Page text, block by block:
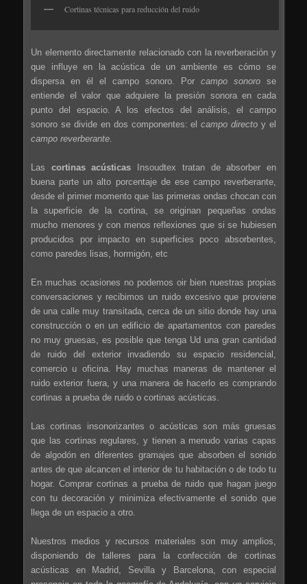
Cortinas técnicas para reducción del ruido
Un elemento directamente relacionado con la reverberación y
que influye en la acústica de un ambiente es cómo se
dispersa en él el campo sonoro. Por campo sonorose
entiende el valor que adquiere la presión sonora en cada
punto del espacio. A los efectos del análisis, el campo
sonoro se divide en dos componentes: elcampo directo y el
campo reverberante
Las cortinas acústicas Insoudtex tratan de absorber en
buena parte un alto porcentaje de ese campo reverberante,
desde el primer momento que las primeras ondas chocan con
la superficie de la cortina, se originan pequeñas ondas
mucho menores y con menos reflexiones que si se hubiesen
producidos por impacto en superficies poco absorbentes,
como paredes lisas, hormigón, etc
En muchas ocasiones no podemos oir bien nuestras propias
conversaciones y recibimos un ruido excesivo que proviene
de una calle muy transitada, cerca de un sitio donde hay una
construcción o en un edificio de apartamentos con paredes
no muy gruesas, es posible que tenga Ud una gran cantidad
de ruido del exterior invadiendo su espacio residencial,
comercio u oficina. Hay muchas maneras de mantener el
ruido exterior fuera, y una manera de hacerlo es comprando
cortinas a prueba de ruido o cortinas acústicas.
Las cortinas insonorizantes o acústicas son más gruesas
que las cortinas regulares, y tienen a menudo varias capas
de algodón en diferentes gramajes que absorben el sonido
antes de que alcancen el interior de tu habitación o de todo tu
hogar. Comprar cortinas a prueba de ruido que hagan juego
con tu decoración y minimiza efectivamente el sonido que
llega de un espacio a otro.
Nuestros medios y recursos materiales son muy amplios,
disponiendo de talleres para la confección de cortinas
acústicas en Madrid, Sevilla y Barcelona, con especial